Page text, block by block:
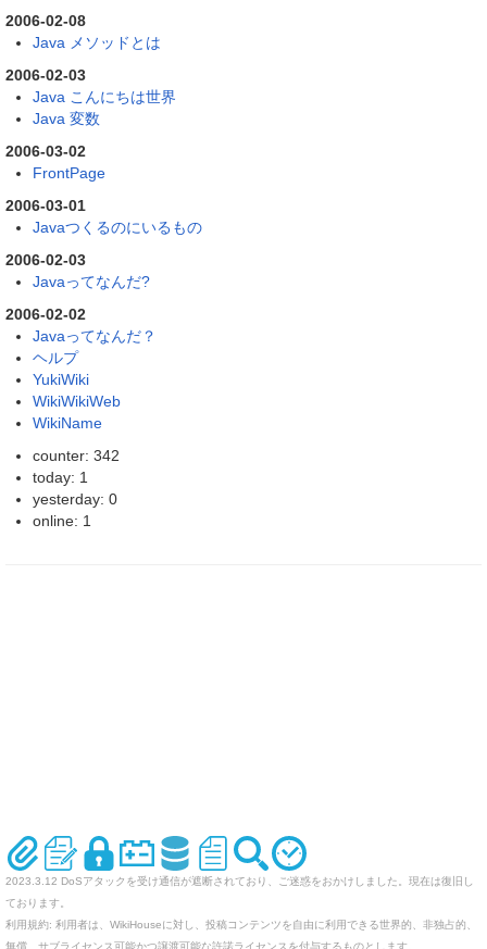
2006-02-08
Java メソッドとは
2006-02-03
Java こんにちは世界
Java 変数
2006-03-02
FrontPage
2006-03-01
Javaつくるのにいるもの
2006-02-03
Javaってなんだ?
2006-02-02
Javaってなんだ？
ヘルプ
YukiWiki
WikiWikiWeb
WikiName
counter: 342
today: 1
yesterday: 0
online: 1
2023.3.12 DoSアタックを受け通信が遮断されており、ご迷惑をおかけしました。現在は復旧し
ております。
利用規約: 利用者は、WikiHouseに対し、投稿コンテンツを自由に利用できる世界的、非独占的、
無償、サブライセンス可能かつ譲渡可能な許諾ライセンスを付与するものとします。